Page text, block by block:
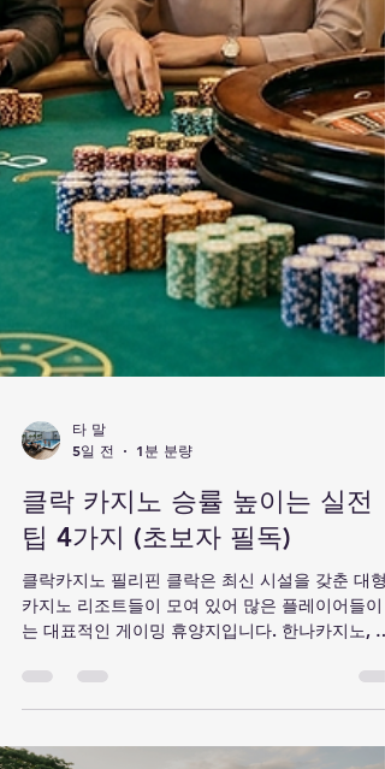
타 말
5일 전
1분 분량
클락 카지노 승률 높이는 실전
팁 4가지 (초보자 필독)
클락카지노 필리핀 클락은 최신 시설을 갖춘 대형
는 대표적인 게이밍 휴양지입니다. 한나카지노, 클